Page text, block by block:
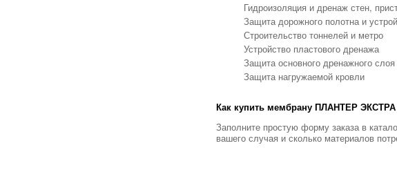
Гидроизоляция и дренаж стен,
Защита дорожного полотна и
Строительство тоннелей и метро
Устройство пластового дренажа
Защита основного дренажного
Защита нагружаемой кровли
Как купить мембрану ПЛАНТЕР ЭКСТРА
Заполните простую форму заказа в
вашего случая и сколько материалов